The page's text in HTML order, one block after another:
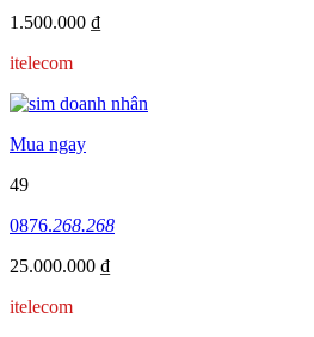
1.500.000 ₫
itelecom
Mua ngay
49
0876.268.268
25.000.000 ₫
itelecom